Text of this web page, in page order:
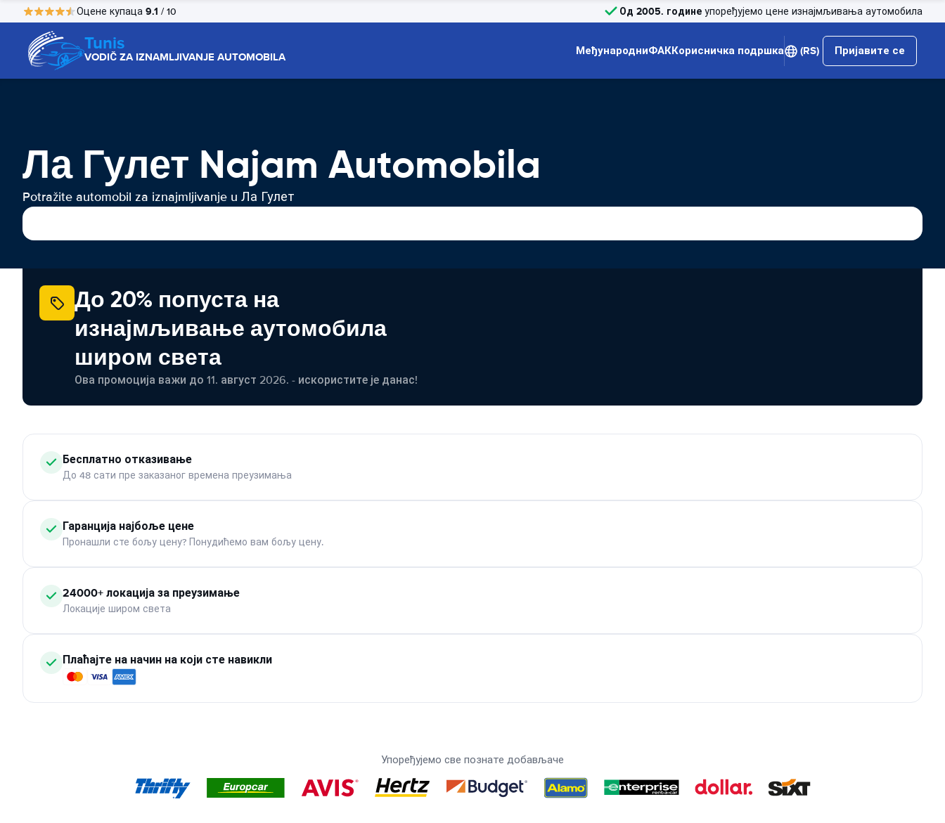
Оцене купаца 9.1 / 10 Од 2005. године упоређујемо цене изнајмљивања аутомобила
Tunis
VODIČ ZA IZNAMLJIVANJE AUTOMOBILA МеђународниФАККорисничка подршка (RS) Пријавите се
Ла Гулет Najam Automobila
Potražite automobil za iznajmljivanje u Ла Гулет
До 20% попуста на
изнајмљивање аутомобила
широм света
Ова промоција важи до 11. август 2026. - искористите је данас!
Бесплатно отказивање
До 48 сати пре заказаног времена преузимања
Гаранција најбоље цене
Пронашли сте бољу цену? Понудићемо вам бољу цену.
24000+ локација за преузимање
Локације широм света
Плаћајте на начин на који сте навикли
Упоређујемо све познате добављаче